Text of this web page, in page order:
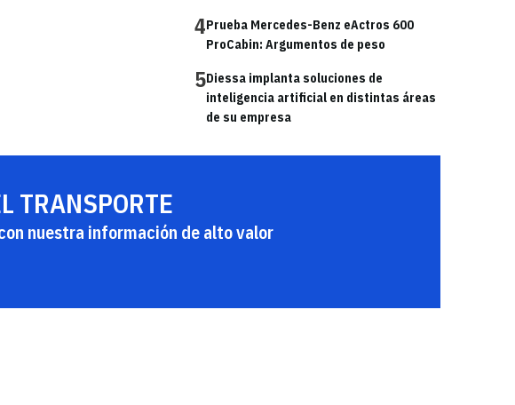
4Prueba Mercedes-Benz eActros 600
ProCabin: Argumentos de peso
5Diessa implanta soluciones de
inteligencia artificial en distintas áreas
de su empresa
TRANSPORTE
nuestra información de alto valor